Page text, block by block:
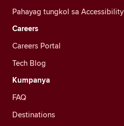
Pahayag tungkol sa Accessibility
Careers
Careers Portal
Tech Blog
Kumpanya
FAQ
Destinations